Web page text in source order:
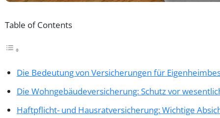
Table of Contents
Die Bedeutung von Versicherungen für
Die Wohngebäudeversicherung: Schutz vor
Haftpflicht- und Hausratversicherung: Wichtige